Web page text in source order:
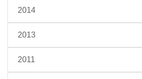
2014
2013
2011